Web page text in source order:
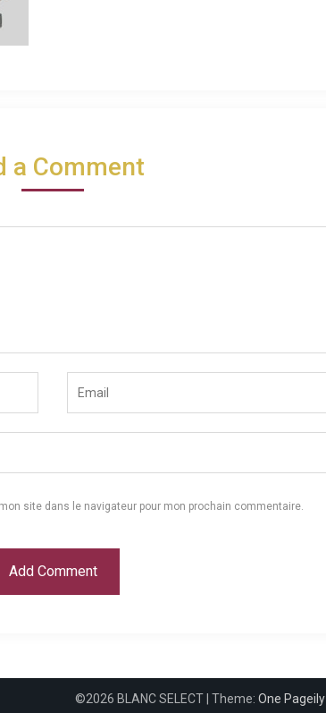
a Comment
site dans le navigateur pour mon prochain commentaire.
©2026 BLANC SELECT | Theme: One Pageily